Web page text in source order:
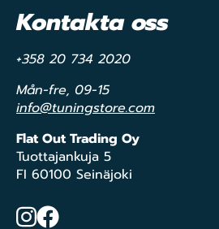
Kontakta oss
+358 20 734 2020
Mån-fre, 09-15
info@tuningstore.com
Flat Out Trading Oy
Tuottajankuja 5
FI 60100 Seinäjoki
Instagram
Facebook